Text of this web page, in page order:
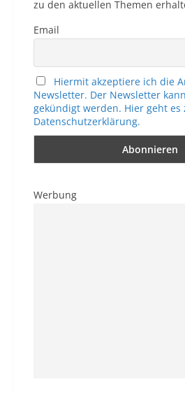
zu den aktuellen Themen
Email
Hiermit akzeptiere ich die
Newsletter. Der Newsletter
gekündigt werden. Hier geht es
Datenschutzerklärung.
Werbung